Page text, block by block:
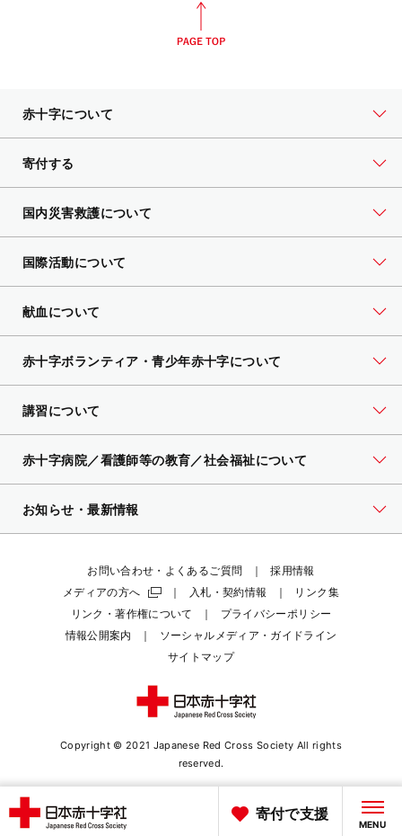
寄付で支援
MENU
赤十字について
寄付する
国内災害救護について
国際活動について
献血について
赤十字ボランティア・青少年赤十字について
講習について
赤十字病院／看護師等の教育／社会福祉について
お知らせ・最新情報
お問い合わせ・よくあるご質問
採用情報
メディアの方へ
入札・契約情報
リンク集
リンク・著作権について
プライバシーポリシー
情報公開案内
ソーシャルメディア・ガイドライン
サイトマップ
Copyright © 2021 Japanese Red Cross Society All rights
reserved.